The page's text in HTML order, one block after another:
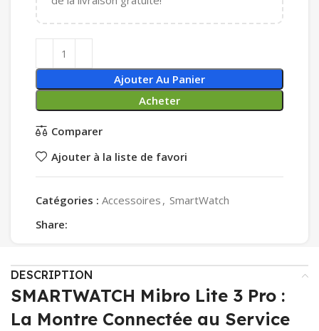
Ajouter Au Panier
Acheter
Comparer
Ajouter à la liste de favori
Catégories : Accessoires , SmartWatch
Share:
DESCRIPTION
SMARTWATCH Mibro Lite 3 Pro :
La Montre Connectée au Service